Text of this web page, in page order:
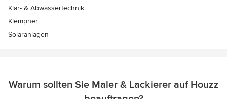
Klär- & Abwassertechnik
Klempner
Solaranlagen
Warum sollten Sie Maler & Lackierer auf Houzz